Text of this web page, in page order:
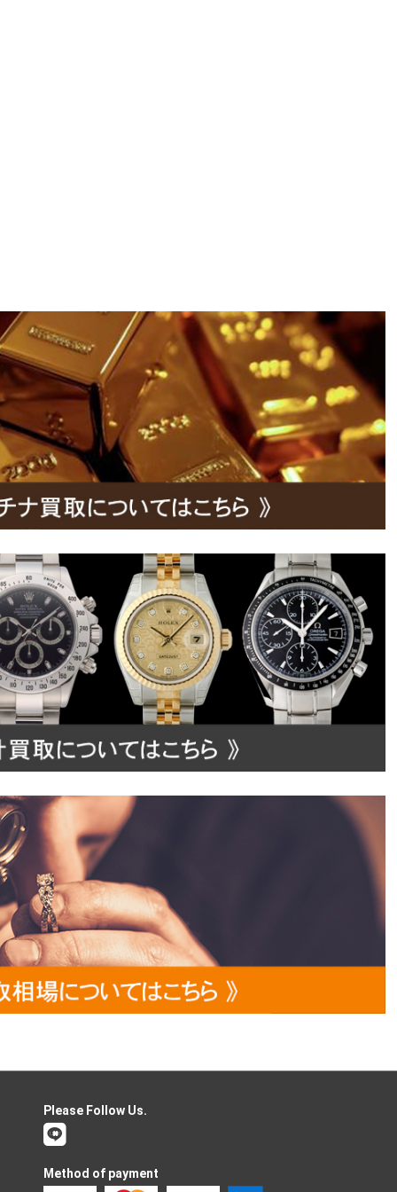
Please Follow Us.
Method of payment